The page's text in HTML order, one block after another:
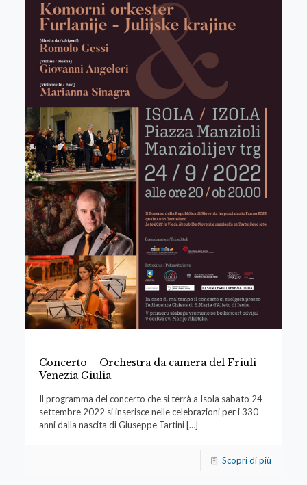
Concerto – Orchestra da camera del Friuli
Venezia Giulia
Il programma del concerto che si terrà a Isola sabato 24
settembre 2022 si inserisce nelle celebrazioni per i 330
anni dalla nascita di Giuseppe Tartini[…]
Scopri di più